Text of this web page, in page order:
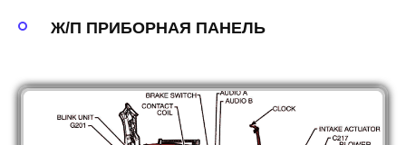
Ж/П ПРИБОРНАЯ ПАНЕЛЬ